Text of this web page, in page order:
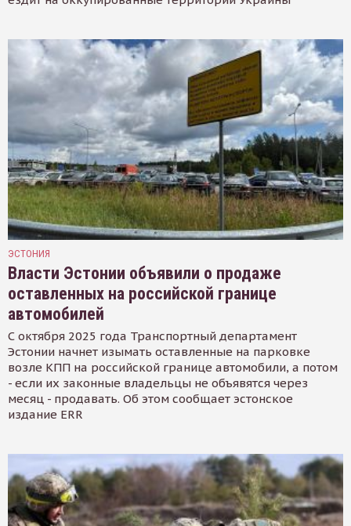
ЭСТОНИЯ
Власти Эстонии объявили о продаже
оставленных на российской границе
автомобилей
С октября 2025 года Транспортный департамент
Эстонии начнет изымать оставленные на парковке
возле КПП на российской границе автомобили, а потом
- если их законные владельцы не объявятся через
месяц - продавать. Об этом сообщает эстонское
издание ERR